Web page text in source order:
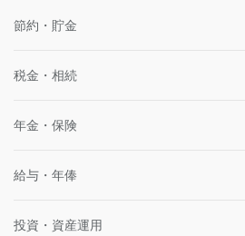
節約・貯金
税金・相続
年金・保険
給与・年俸
投資・資産運用